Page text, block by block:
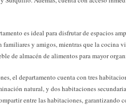
es ideal para disfrutar de espacios
familiares y amigos, mientras que la cocina
de almacén de alimentos para mayor
el departamento cuenta con tres
natural, y dos habitaciones
entre las habitaciones, garantizando